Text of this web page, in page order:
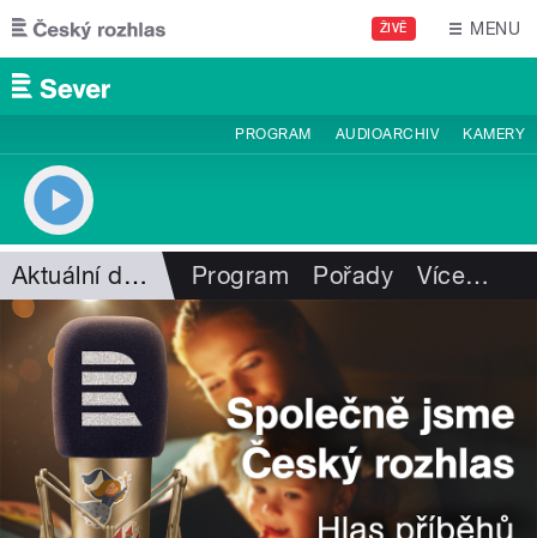
Přejít k hlavnímu obsahu
ŽIVĚ MENU
PROGRAM AUDIOARCHIV KAMERY
Aktuální dění Program Pořady Více…